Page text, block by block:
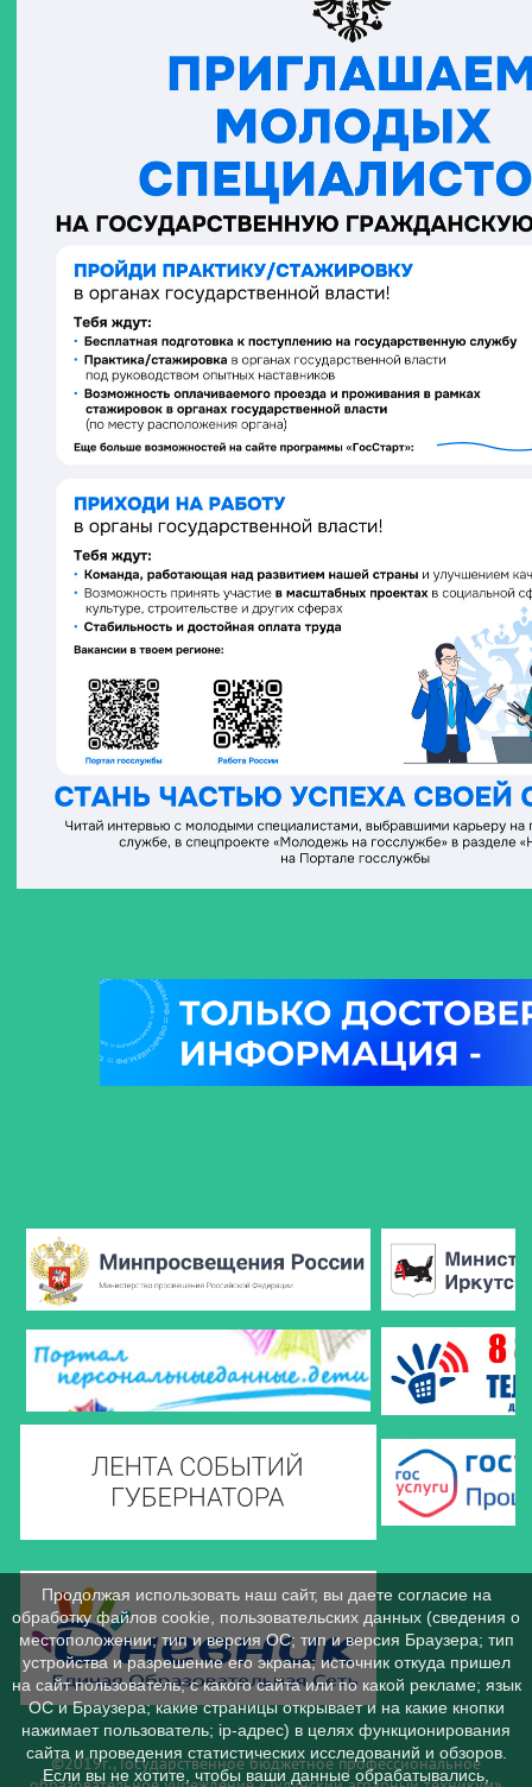
©2019г., Государственное бюджетное профессиональное
Продолжая использовать наш сайт, вы даете согласие на
обработку файлов cookie, пользовательских данных (сведения о
местоположении; тип и версия ОС; тип и версия Браузера; тип
устройства и разрешение его экрана; источник откуда пришел
на сайт пользователь; с какого сайта или по какой рекламе; язык
ОС и Браузера; какие страницы открывает и на какие кнопки
нажимает пользователь; ip-адрес) в целях функционирования
сайта и проведения статистических исследований и обзоров.
Если вы не хотите, чтобы ваши данные обрабатывались,